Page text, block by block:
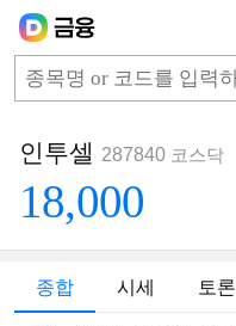
인투셀 287840 코스닥
18,000
종합 시세 토론